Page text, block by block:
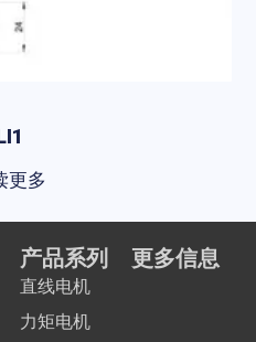
更多
产品系列
直线电机
力矩电机
更多信息